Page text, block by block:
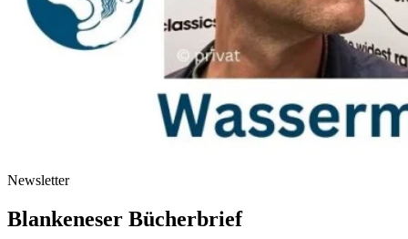
Newsletter
Blankeneser Bücherbrief